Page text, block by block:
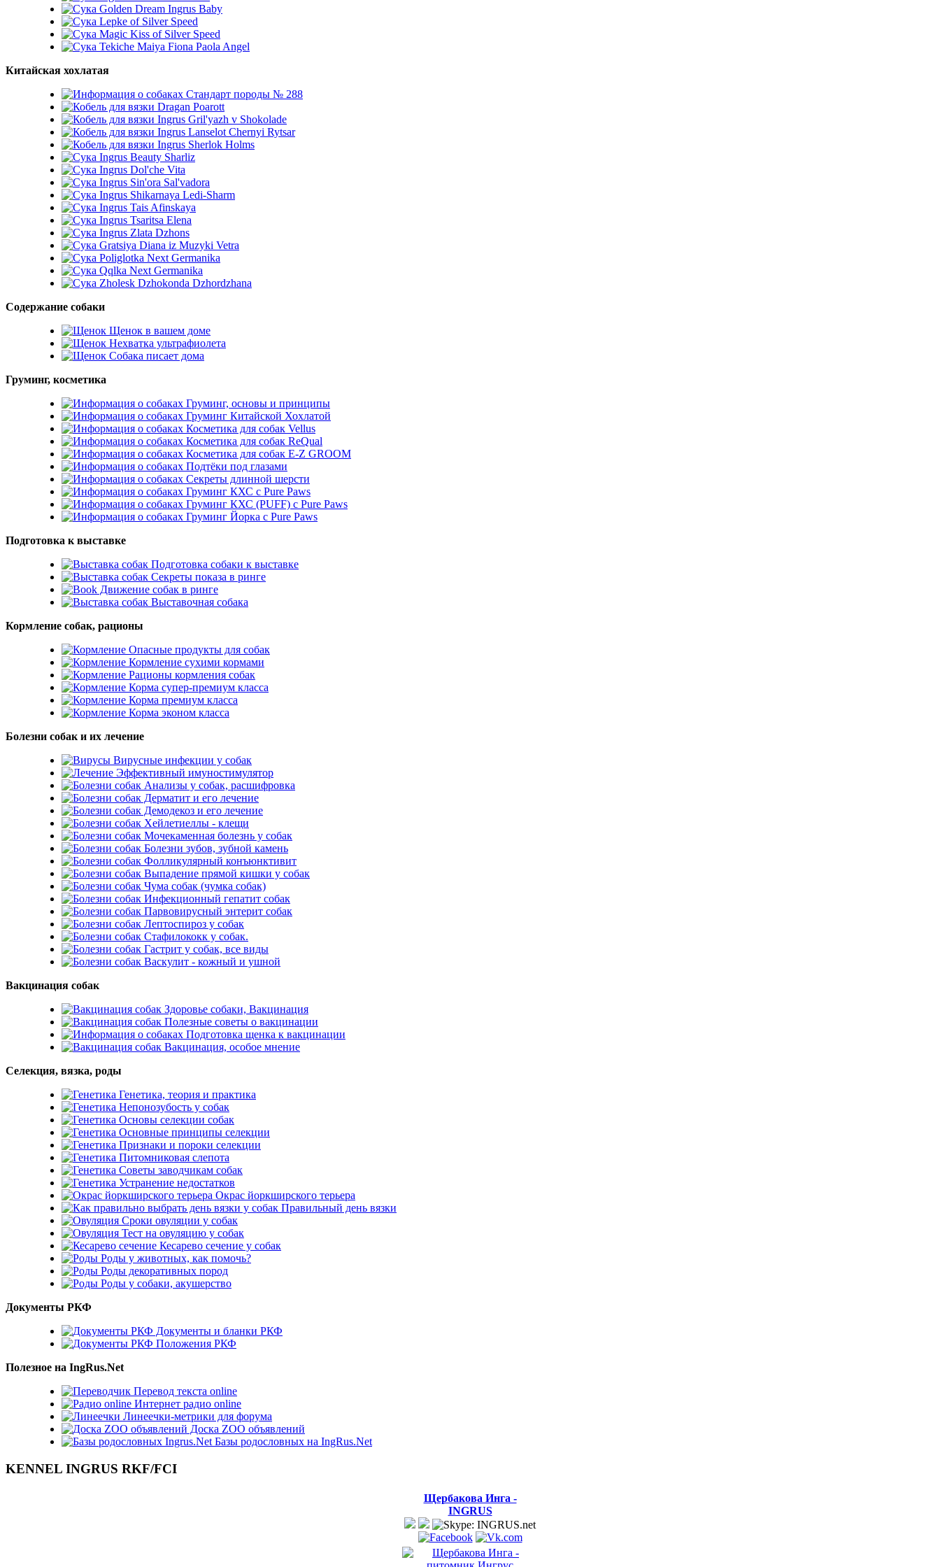
Golden Dream Ingrus Baby
Lepke of Silver Speed
Magic Kiss of Silver Speed
Tekiche Maiya Fiona Paola Angel
Китайская хохлатая
Стандарт породы № 288
Dragan Poarott
Ingrus Gril'yazh v Shokolade
Ingrus Lanselot Chernyi Rytsar
Ingrus Sherlok Holms
Ingrus Beauty Sharliz
Ingrus Dol'che Vita
Ingrus Sin'ora Sal'vadora
Ingrus Shikarnaya Ledi-Sharm
Ingrus Tais Afinskaya
Ingrus Tsaritsa Elena
Ingrus Zlata Dzhons
Gratsiya Diana iz Muzyki Vetra
Poliglotka Next Germanika
Qqlka Next Germanika
Zholesk Dzhokonda Dzhordzhana
Содержание собаки
Щенок в вашем доме
Нехватка ультрафиолета
Собака писает дома
Груминг, косметика
Груминг, основы и принципы
Груминг Китайской Хохлатой
Косметика для собак Vellus
Косметика для собак ReQual
Косметика для собак E-Z GROOM
Подтёки под глазами
Секреты длинной шерсти
Груминг КХС с Pure Paws
Груминг КХС (PUFF) с Pure Paws
Груминг Йорка с Pure Paws
Подготовка к выставке
Подготовка собаки к выставке
Секреты показа в ринге
Движение собак в ринге
Выставочная собака
Кормление собак, рационы
Опасные продукты для собак
Кормление сухими кормами
Рационы кормления собак
Корма супер-премиум класса
Корма премиум класса
Корма эконом класса
Болезни собак и их лечение
Вирусные инфекции у собак
Эффективный имуностимулятор
Анализы у собак, расшифровка
Дерматит и его лечение
Демодекоз и его лечение
Хейлетиеллы - клещи
Мочекаменная болезнь у собак
Болезни зубов, зубной камень
Фолликулярный конъюнктивит
Выпадение прямой кишки у собак
Чума собак (чумка собак)
Инфекционный гепатит собак
Парвовирусный энтерит собак
Лептоспироз у собак
Стафилококк у собак.
Гастрит у собак, все виды
Васкулит - кожный и ушной
Вакцинация собак
Здоровье собаки, Вакцинация
Полезные советы о вакцинации
Подготовка щенка к вакцинации
Вакцинация, особое мнение
Селекция, вязка, роды
Генетика, теория и практика
Непонозубость у собак
Основы селекции собак
Основные принципы селекции
Признаки и пороки селекции
Питомниковая слепота
Советы заводчикам собак
Устранение недостатков
Окрас йоркширского терьера
Правильный день вязки
Сроки овуляции у собак
Тест на овуляцию у собак
Кесарево сечение у собак
Роды у животных, как помочь?
Роды декоративных пород
Роды у собаки, акушерство
Документы РКФ
Документы и бланки РКФ
Положения РКФ
Полезное на IngRus.Net
Перевод текста online
Интернет радио online
Линеечки-метрики для форума
Доска ZOO объявлений
Базы родословных на IngRus.Net
KENNEL INGRUS RKF/FCI
Щербакова Инга -
INGRUS